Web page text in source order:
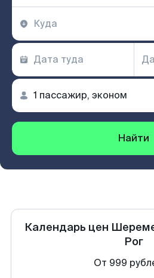
Найти
Календарь цен
Рог
От 999